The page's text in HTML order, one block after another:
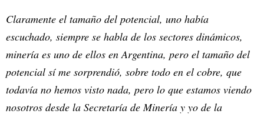
Claramente el tamaño del potencial, uno había
escuchado, siempre se habla de los sectores dinámicos,
minería es uno de ellos en Argentina, pero el tamaño del
potencial sí me sorprendió, sobre todo en el cobre, que
todavía no hemos visto nada, pero lo que estamos viendo
nosotros desde la Secretaría de Minería y yo de la